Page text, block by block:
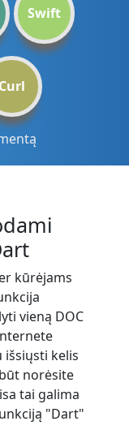
Swift
Curl
kūrėjams
vieną DOC
išsiųsti kelis
norėsite
tai galima
"Dart"